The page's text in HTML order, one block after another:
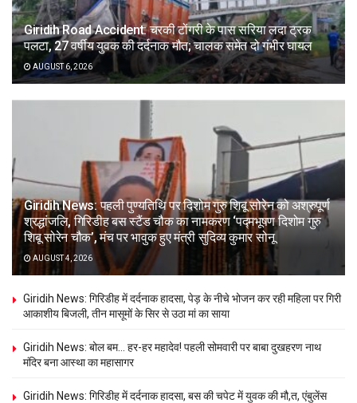
Giridih Road Accident: चरकी टोंगरी के पास सरिया लदा ट्रक
पलटा, 27 वर्षीय युवक की दर्दनाक मौत; चालक समेत दो गंभीर घायल
AUGUST 6, 2026
Giridih News: पहली पुण्यतिथि पर दिशोम गुरु शिबू सोरेन को अश्रुपूर्ण
श्रद्धांजलि, गिरिडीह बस स्टैंड चौक का नामकरण ‘पद्मभूषण दिशोम गुरु
शिबू सोरेन चौक’, मंच पर भावुक हुए मंत्री सुदिव्य कुमार सोनू
AUGUST 4, 2026
Giridih News: गिरिडीह में दर्दनाक हादसा, पेड़ के नीचे भोजन कर रही महिला पर गिरी
आकाशीय बिजली, तीन मासूमों के सिर से उठा मां का साया
Giridih News: बोल बम… हर-हर महादेव! पहली सोमवारी पर बाबा दुखहरण नाथ
मंदिर बना आस्था का महासागर
Giridih News: गिरिडीह में दर्दनाक हादसा, बस की चपेट में युवक की मौ,त, एंबुलेंस